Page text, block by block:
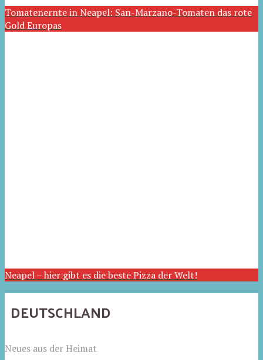
Tomatenernte in Neapel: San-Marzano-Tomaten das rote
Gold Europas
Neapel – hier gibt es die beste Pizza der Welt!
DEUTSCHLAND
Neues aus der Heimat